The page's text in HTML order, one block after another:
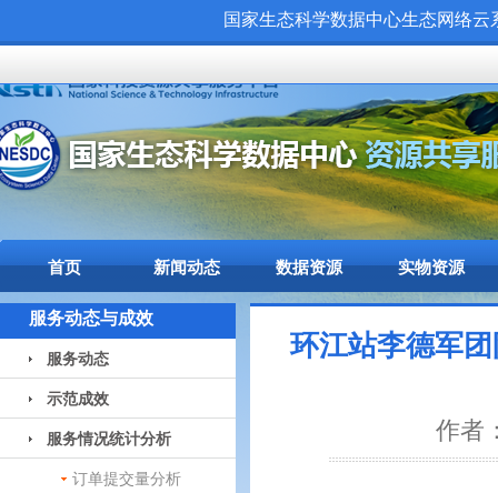
国家生态科学数据中心生态网络
首页 新闻动态 数据资源 实物资源
服务动态与成效
服务动态
示范成效
服务情况统计分析
订单提交量分析
环江站李德军
作者